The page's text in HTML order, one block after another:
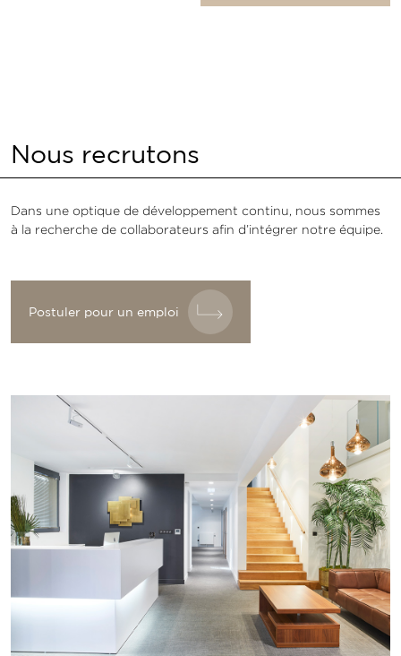
Nous recrutons
Dans une optique de développement continu, nous sommes
à la recherche de collaborateurs afin d’intégrer notre équipe.
Postuler pour un emploi